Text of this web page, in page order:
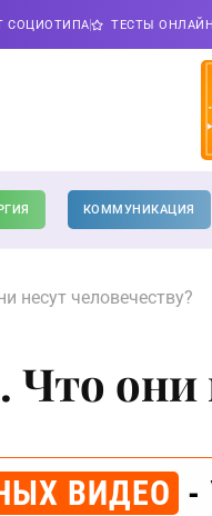
СОЦИОТИПА ТЕСТЫ ОНЛАЙН
КОММУНИКАЦИЯ
несут человечеству?
они
ВИДЕО -